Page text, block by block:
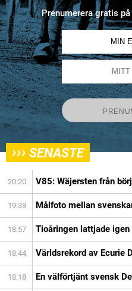
Prenumerera gratis
››› SENASTE
20:20 V85: Wäjersten från
19:38 Målfoto mellan
18:57 Tioåringen lattjade igen
18:44 Världsrekord av Ecurie
18:18 En välförtjänt svensk